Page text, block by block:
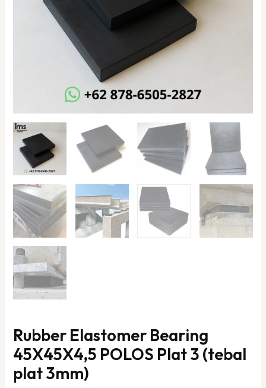
Rubber Elastomer Bearing
45X45X4,5 POLOS Plat 3 (tebal
plat 3mm)